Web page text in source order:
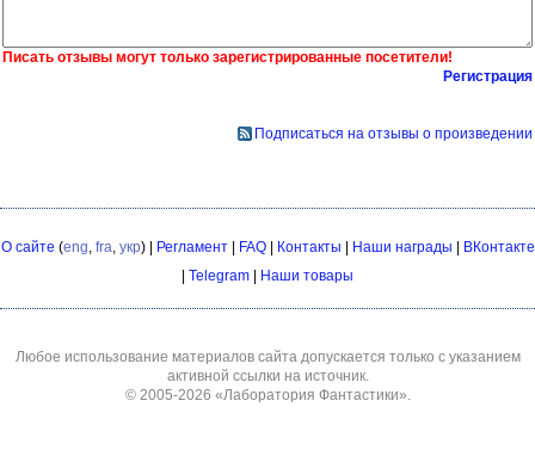
Писать отзывы могут только зарегистрированные посетители!
Регистрация
Подписаться на отзывы о произведении
О сайте (eng fra укр) | Регламент| FAQ| Контакты | Наши награды | ВКонтакте
| Telegram | Наши товары
Любое использование материалов сайта допускается только с указанием
активной ссылки на источник.
© 2005-2026 «Лаборатория Фантастики»